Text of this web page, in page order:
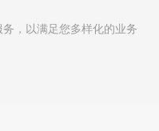
，以满足您多样化的业务